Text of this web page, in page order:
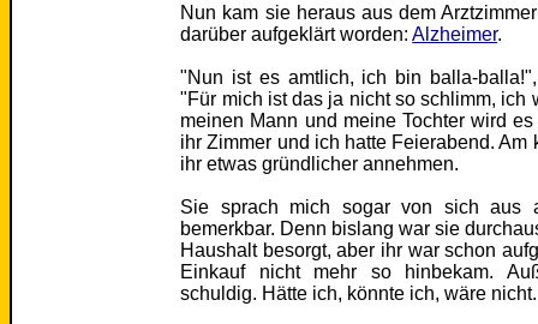
Nun kam sie heraus aus dem
darüber aufgeklärt worden:Alzheimer.
"Nun ist es amtlich, ich bin balla-
"Für mich ist das ja nicht so schlimm, ich
meinen Mann und meine Tochter wird
ihr Zimmer und ich hatte Feierabend.
ihr etwas gründlicher annehmen.
Sie sprach mich sogar von sich aus
bemerkbar. Denn bislang war sie
Haushalt besorgt, aber ihr war schon
Einkauf nicht mehr so hinbekam.
schuldig. Hätte ich, könnte ich, wäre nicht.